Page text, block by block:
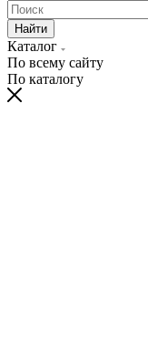
Найти
Каталог
По всему сайту
По каталогу